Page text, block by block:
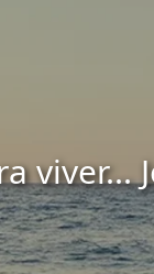
viver...